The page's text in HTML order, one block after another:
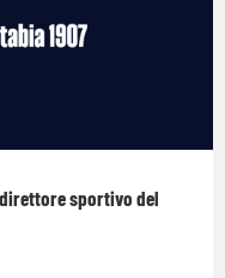
sportivo del